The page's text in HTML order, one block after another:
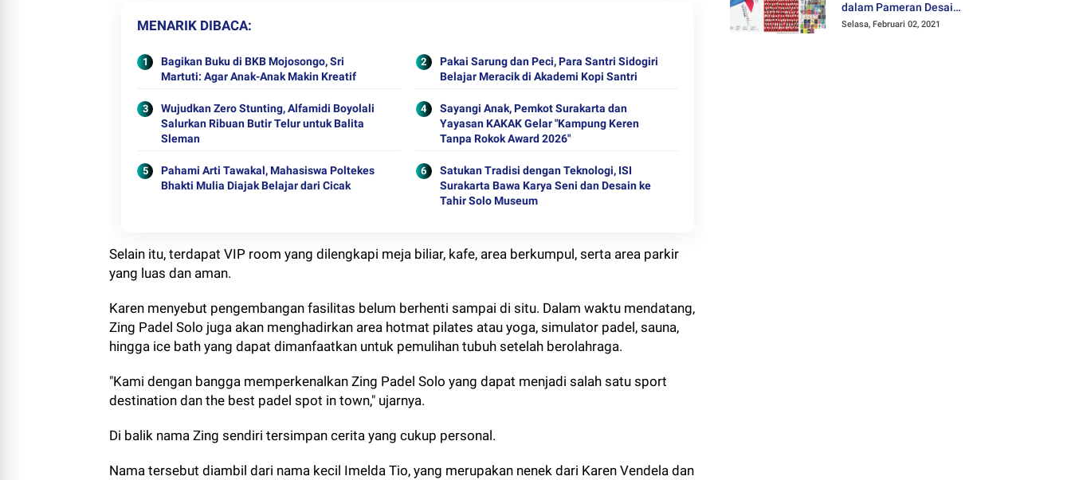
MENARIK DIBACA
Bagikan Buku di BKB Mojosongo, Sri
Martuti: Agar Anak-Anak Makin Kreatif
Pakai Sarung dan Peci, Para Santri Sidogiri
Belajar Meracik di Akademi Kopi Santri
Wujudkan Zero Stunting, Alfamidi Boyolali
Salurkan Ribuan Butir Telur untuk Balita
Sleman
Sayangi Anak, Pemkot Surakarta dan
Yayasan KAKAK Gelar "Kampung Keren
Tanpa Rokok Award 2026"
Pahami Arti Tawakal, Mahasiswa Poltekes
Bhakti Mulia Diajak Belajar dari Cicak
Satukan Tradisi dengan Teknologi, ISI
Surakarta Bawa Karya Seni dan Desain ke
Tahir Solo Museum
Selain itu, terdapat VIP room yang dilengkapi meja biliar, kafe, area berkumpul, serta area parkir
yang luas dan aman.
Karen menyebut pengembangan fasilitas belum berhenti sampai di situ. Dalam waktu mendatang,
Zing Padel Solo juga akan menghadirkan area hotmat pilates atau yoga, simulator padel, sauna,
hingga ice bath yang dapat dimanfaatkan untuk pemulihan tubuh setelah berolahraga.
"Kami dengan bangga memperkenalkan Zing Padel Solo yang dapat menjadi salah satu sport
destination dan the best padel spot in town," ujarnya.
Di balik nama Zing sendiri tersimpan cerita yang cukup personal.
Nama tersebut diambil dari nama kecil Imelda Tio, yang merupakan nenek dari Karen Vendela dan
dalam Pameran Desain
Poster Internasional
Selasa, Februari 02, 2021